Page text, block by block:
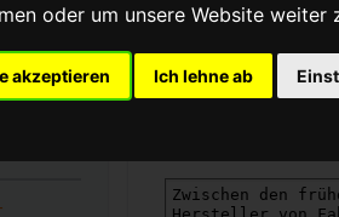
oder um unsere Website weiter
akzeptieren Ich lehne ab
Diese Aktion ist auf